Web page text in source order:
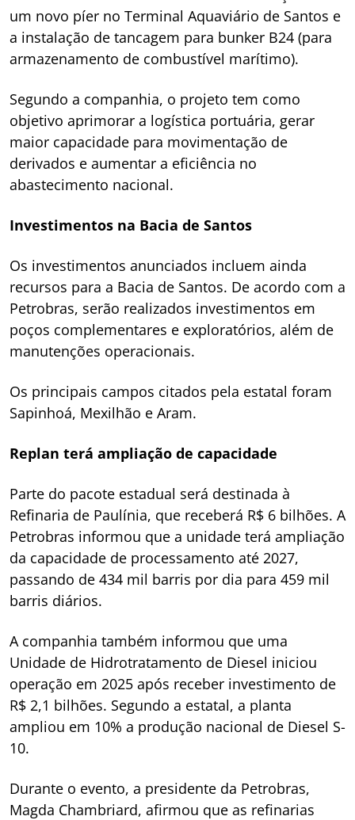
um novo píer no Terminal Aquaviário de Santos e
a instalação de tancagem para bunker B24 (para
armazenamento de combustível marítimo).
Segundo a companhia, o projeto tem como
objetivo aprimorar a logística portuária, gerar
maior capacidade para movimentação de
derivados e aumentar a eficiência no
abastecimento nacional.
Investimentos na Bacia de Santos
Os investimentos anunciados incluem ainda
recursos para a Bacia de Santos. De acordo com a
Petrobras, serão realizados investimentos em
poços complementares e exploratórios, além de
manutenções operacionais.
Os principais campos citados pela estatal foram
Sapinhoá, Mexilhão e Aram.
Replan terá ampliação de capacidade
Parte do pacote estadual será destinada à
Refinaria de Paulínia, que receberá R$ 6 bilhões. A
Petrobras informou que a unidade terá ampliação
da capacidade de processamento até 2027,
passando de 434 mil barris por dia para 459 mil
barris diários.
A companhia também informou que uma
Unidade de Hidrotratamento de Diesel iniciou
operação em 2025 após receber investimento de
R$ 2,1 bilhões. Segundo a estatal, a planta
ampliou em 10% a produção nacional de Diesel S-
10.
Durante o evento, a presidente da Petrobras,
Magda Chambriard, afirmou que as refinarias